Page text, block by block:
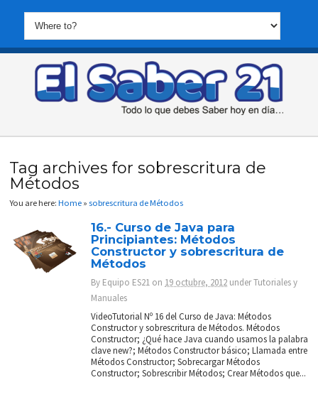
Tag archives for sobrescritura de
Métodos
You are here:Home »sobrescritura de Métodos
16.- Curso de Java para
Principiantes: Métodos
Constructor y sobrescritura de
Métodos
By Equipo ES21 on 19 octubre, 2012 underTutoriales y
Manuales
VideoTutorial Nº 16 del Curso de Java: Métodos
Constructor y sobrescritura de Métodos. Métodos
Constructor; ¿Qué hace Java cuando usamos la palabra
clave new?; Métodos Constructor básico; Llamada entre
Métodos Constructor; Sobrecargar Métodos
Constructor; Sobrescribir Métodos; Crear Métodos que...